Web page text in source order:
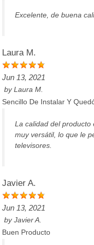
Excelente, de buena
Laura M.
Jun 13, 2021
byLaura M.
Sencillo De Instalar Y
La calidad del producto
muy versátil, lo que le
televisores.
Javier A.
Jun 13, 2021
byJavier A.
Buen Producto